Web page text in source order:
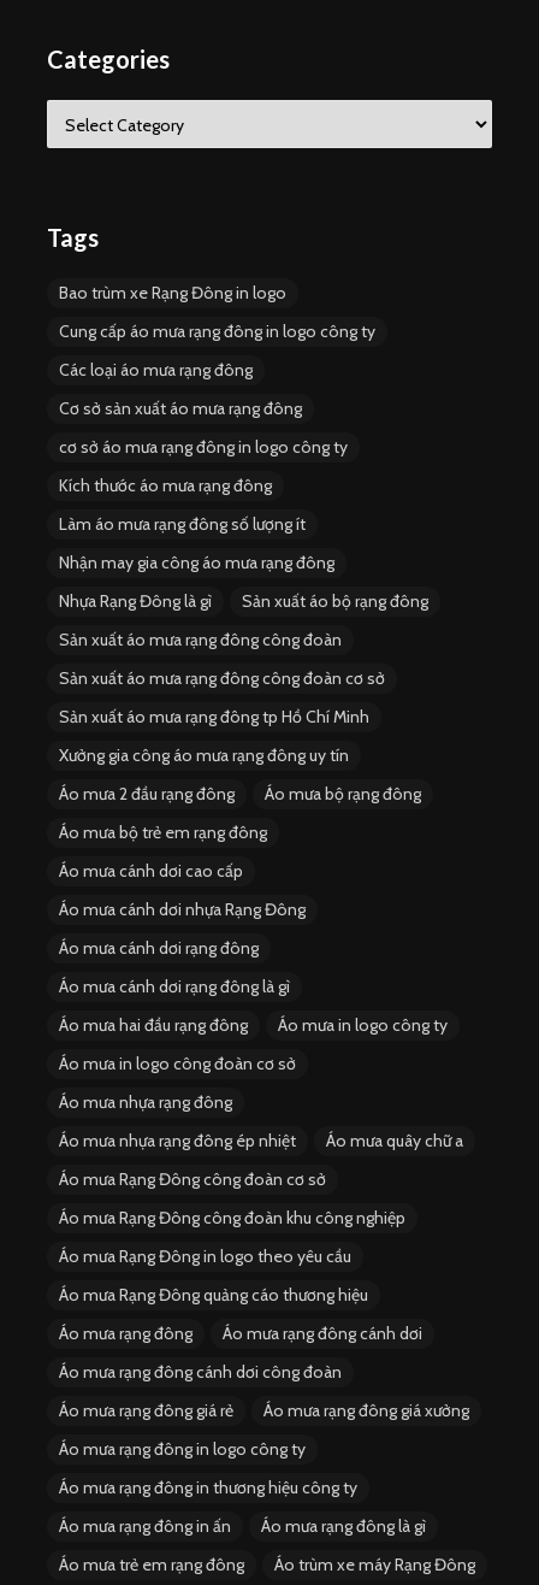
Categories
o
Tags
Bao trùm xe Rạng Đông in logo
Cung cấp áo mưa rạng đông in logo công ty
Các loại áo mưa rạng đông
Cơ sở sản xuất áo mưa rạng đông
cơ sở áo mưa rạng đông in logo công ty
Kích thước áo mưa rạng đông
Làm áo mưa rạng đông số lượng ít
Nhận may gia công áo mưa rạng đông
Nhựa Rạng Đông là gì
Sản xuất áo bộ rạng đông
Sản xuất áo mưa rạng đông công đoàn
Sản xuất áo mưa rạng đông công đoàn cơ sở
Sản xuất áo mưa rạng đông tp Hồ Chí Minh
Xưởng gia công áo mưa rạng đông uy tín
Áo mưa 2 đầu rạng đông
Áo mưa bộ rạng đông
Áo mưa bộ trẻ em rạng đông
Áo mưa cánh dơi cao cấp
Áo mưa cánh dơi nhựa Rạng Đông
Áo mưa cánh dơi rạng đông
Áo mưa cánh dơi rạng đông là gì
Áo mưa hai đầu rạng đông
Áo mưa in logo công ty
Áo mưa in logo công đoàn cơ sở
Áo mưa nhựa rạng đông
Áo mưa nhựa rạng đông ép nhiệt
Áo mưa quây chữ a
Áo mưa Rạng Đông công đoàn cơ sở
Áo mưa Rạng Đông công đoàn khu công nghiệp
Áo mưa Rạng Đông in logo theo yêu cầu
Áo mưa Rạng Đông quảng cáo thương hiệu
Áo mưa rạng đông
Áo mưa rạng đông cánh dơi
Áo mưa rạng đông cánh dơi công đoàn
Áo mưa rạng đông giá rẻ
Áo mưa rạng đông giá xưởng
Áo mưa rạng đông in logo công ty
Áo mưa rạng đông in thương hiệu công ty
Áo mưa rạng đông in ấn
Áo mưa rạng đông là gì
Áo mưa trẻ em rạng đông
Áo trùm xe máy Rạng Đông